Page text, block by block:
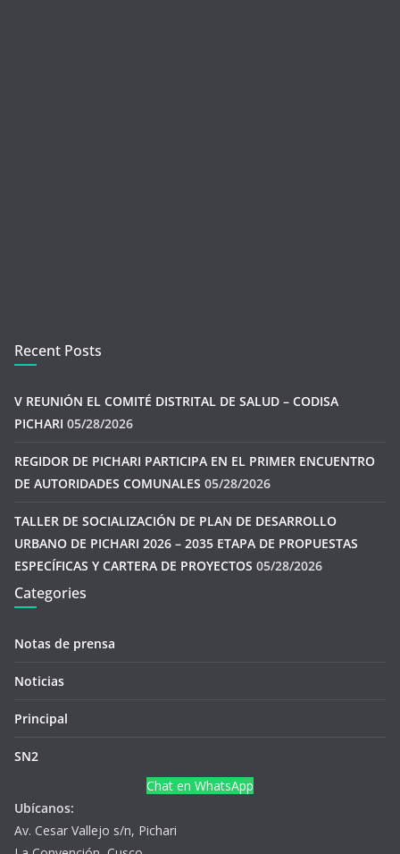
Recent Posts
V REUNIÓN EL COMITÉ DISTRITAL DE SALUD – CODISA
PICHARI 05/28/2026
REGIDOR DE PICHARI PARTICIPA EN EL PRIMER ENCUENTRO
DE AUTORIDADES COMUNALES 05/28/2026
TALLER DE SOCIALIZACIÓN DE PLAN DE DESARROLLO
URBANO DE PICHARI 2026 – 2035 ETAPA DE PROPUESTAS
ESPECÍFICAS Y CARTERA DE PROYECTOS 05/28/2026
Categories
Notas de prensa
Noticias
Principal
SN2
Chat en WhatsApp
Ubícanos:
Av. Cesar Vallejo s/n, Pichari